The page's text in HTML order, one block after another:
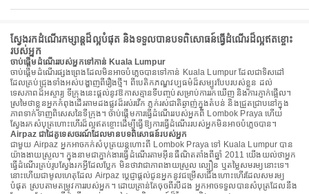
ស្វែងរកដំណើរកម្សាន្តដ៏ល្អបំផុត និងទទួលបានបទពិសោធន៍ធ្វើដំណើរដ៏ល្អឥតខ្ចោះ
របស់អ្នក
ចាប់ផ្តើមដំណើររបស់អ្នកទៅកាន់ Kuala Lumpur
ចាប់ផ្តើមដំណើរផ្សងព្រេងដែលមិនអាចបំភ្លេចបានទៅកាន់ Kuala Lumpur ដែលជាទិសដៅ
ដែលគ្រប់ជ្រុងទាំងអស់បង្ហាញពីរឿងថ្មី។ ពីបេតិកភណ្ឌវប្បធម៌ដ៏សម្បូរបែបរបស់ខ្លួន ដល់
ទេសភាពដ៏អស្ចារ្យ ទីក្រុងនេះផ្តល់នូវឱកាសគ្មានទីបញ្ចប់សម្រាប់ការរកឃើញ និងការភ្ញាក់ផ្អើល។
ស្រមៃថាខ្លួនអ្នកកំពុងដើរតាមដងផ្លូវដ៏រស់រវើក ភ្លក់រស់ជាតិឆ្ងាញ់ក្នុងតំបន់ និងជ្រួតជ្រាបនៅក្នុង
ភាពទាក់ទាញពិសេសនៃទីក្រុង។ ចាប់ផ្តើមការធ្វើដំណើររបស់អ្នកពី Lombok Praya ហើយ
ស្វែងរកសំបុត្រហោះហើរដ៏ល្អឥតខ្ចោះដើម្បីធ្វើឱ្យការធ្វើដំណើររបស់អ្នកមិនអាចបំភ្លេចបាន។
Airpaz ជាដៃគូទេសចរណ៍ដែលមានបទពិសោធន៍របស់អ្នក
ជាមួយ Airpaz អ្នកអាចកក់សំបុត្រយន្តហោះពី Lombok Praya ទៅ Kuala Lumpur បាន
យ៉ាងងាយស្រួល។ ក្នុងនាមជាភ្នាក់ងារធ្វើដំណើរតាមអ៊ីនធឺណិតតាំងពីឆ្នាំ 2011 យើងយល់ថាអ្នក
ធ្វើដំណើរគ្រប់រូបស្វែងរកអ្វីដែលប្លែក មិនថាវាជាភាពងាយស្រួល ល្បឿន ឬតម្លៃសមរម្យនោះទេ។
នោះហើយជាមូលហេតុដែល Airpaz ប្តេជ្ញាផ្តល់ជូនអ្នកនូវជម្រើសជើងហោះហើរដែលសមរម្យ
បំផុត ស្របតាមតម្រូវការរបស់អ្នក។ ដោយគ្រាន់តែចុចពីរបីដង អ្នកអាចទទួលបានសំបុត្រដែលនឹង